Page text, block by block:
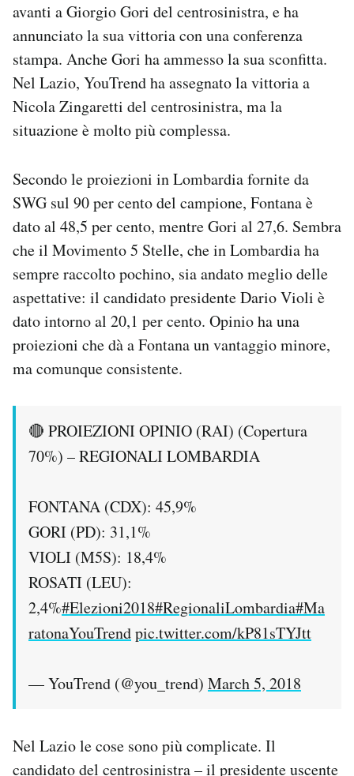
Area Personale
Newsletter
Notifiche mobile
Regala il Post
Hai bisogno di aiuto?
Esci
avanti a Giorgio Gori del centrosinistra, e ha
annunciato la sua vittoria con una conferenza
stampa. Anche Gori ha ammesso la sua sconfitta.
Nel Lazio, YouTrend ha assegnato la vittoria a
Nicola Zingaretti del centrosinistra, ma la
situazione è molto più complessa.
Secondo le proiezioni in Lombardia fornite da
SWG sul 90 per cento del campione, Fontana è
dato al 48,5 per cento, mentre Gori al 27,6. Sembra
che il Movimento 5 Stelle, che in Lombardia ha
sempre raccolto pochino, sia andato meglio delle
aspettative: il candidato presidente Dario Violi è
dato intorno al 20,1 per cento. Opinio ha una
proiezioni che dà a Fontana un vantaggio minore,
ma comunque consistente.
🔴 PROIEZIONI OPINIO (RAI) (Copertura
70%) – REGIONALI LOMBARDIA
FONTANA (CDX): 45,9%
GORI (PD): 31,1%
VIOLI (M5S): 18,4%
ROSATI (LEU):
2,4%#Elezioni2018#RegionaliLombardia#Ma
ratonaYouTrendpic.twitter.com/kP81sTYJtt
— YouTrend (@you_trend) March 5, 2018
Nel Lazio le cose sono più complicate. Il
candidato del centrosinistra – il presidente uscente